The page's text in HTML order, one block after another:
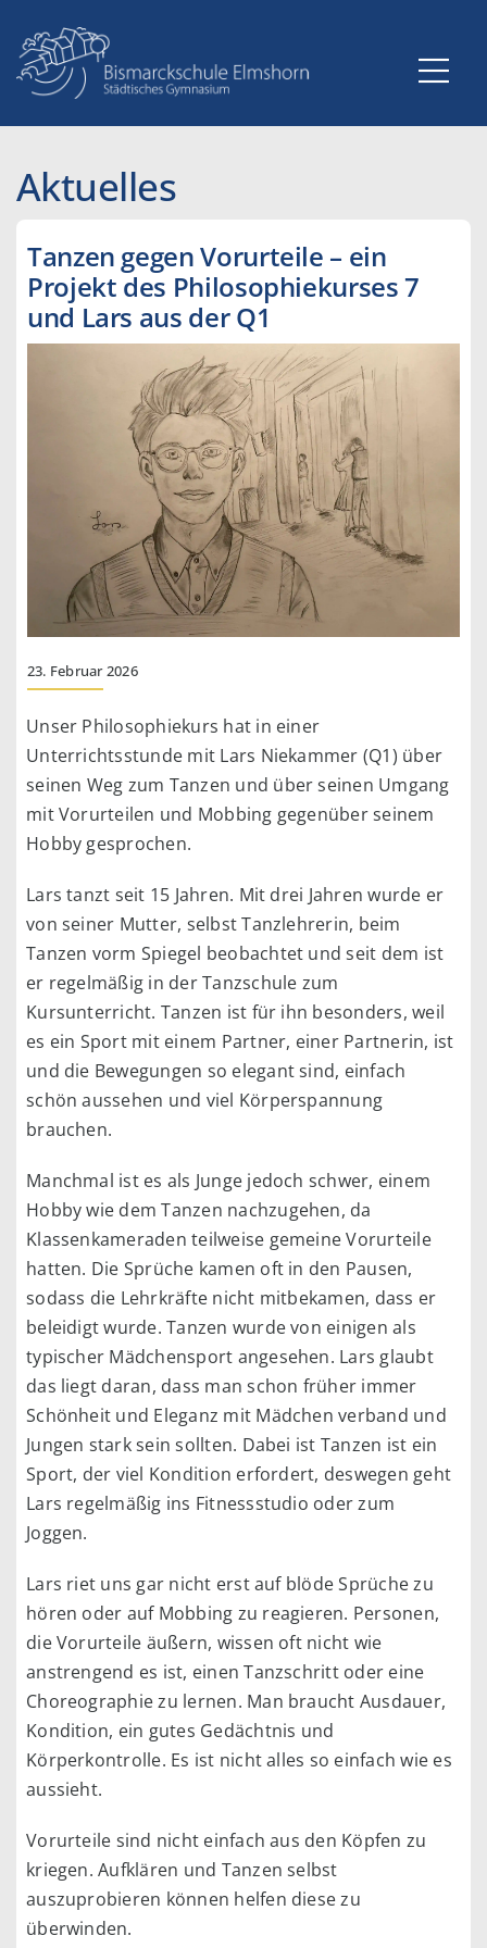
Inhalt
springen
Aktuelles
Tanzen gegen Vorurteile – ein
Projekt des Philosophiekurses 7
und Lars aus der Q1
23. Februar 2026
Unser Philosophiekurs hat in einer
Unterrichtsstunde mit Lars Niekammer (Q1) über
seinen Weg zum Tanzen und über seinen Umgang
mit Vorurteilen und Mobbing gegenüber seinem
Hobby gesprochen.
Lars tanzt seit 15 Jahren. Mit drei Jahren wurde er
von seiner Mutter, selbst Tanzlehrerin, beim
Tanzen vorm Spiegel beobachtet und seit dem ist
er regelmäßig in der Tanzschule zum
Kursunterricht. Tanzen ist für ihn besonders, weil
es ein Sport mit einem Partner, einer Partnerin, ist
und die Bewegungen so elegant sind, einfach
schön aussehen und viel Körperspannung
brauchen.
Manchmal ist es als Junge jedoch schwer, einem
Hobby wie dem Tanzen nachzugehen, da
Klassenkameraden teilweise gemeine Vorurteile
hatten. Die Sprüche kamen oft in den Pausen,
sodass die Lehrkräfte nicht mitbekamen, dass er
beleidigt wurde. Tanzen wurde von einigen als
typischer Mädchensport angesehen. Lars glaubt
das liegt daran, dass man schon früher immer
Schönheit und Eleganz mit Mädchen verband und
Jungen stark sein sollten. Dabei ist Tanzen ist ein
Sport, der viel Kondition erfordert, deswegen geht
Lars regelmäßig ins Fitnessstudio oder zum
Joggen.
Lars riet uns gar nicht erst auf blöde Sprüche zu
hören oder auf Mobbing zu reagieren. Personen,
die Vorurteile äußern, wissen oft nicht wie
anstrengend es ist, einen Tanzschritt oder eine
Choreographie zu lernen. Man braucht Ausdauer,
Kondition, ein gutes Gedächtnis und
Körperkontrolle. Es ist nicht alles so einfach wie es
aussieht.
Vorurteile sind nicht einfach aus den Köpfen zu
kriegen. Aufklären und Tanzen selbst
auszuprobieren können helfen diese zu
überwinden.